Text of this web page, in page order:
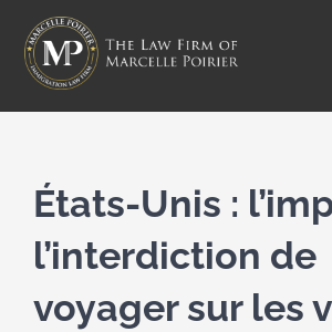
Passer
contenu
États-Unis :
l’interdiction de
voyager sur les